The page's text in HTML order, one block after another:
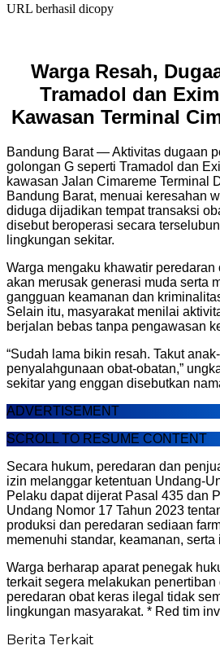
URL berhasil dicopy
Warga Resah,
Tramadol dan
Kawasan Terminal
Bandung Barat — Aktivitas dugaan
golongan G seperti Tramadol dan
kawasan Jalan Cimareme Terminal
Bandung Barat, menuai keresahan
diduga dijadikan tempat transaksi
disebut beroperasi secara
lingkungan sekitar.
Warga mengaku khawatir peredaran
akan merusak generasi muda serta
gangguan keamanan dan
Selain itu, masyarakat menilai
berjalan bebas tanpa pengawasan
“Sudah lama bikin resah. Takut
penyalahgunaan obat-obatan,”
sekitar yang enggan disebutkan
ADVERTISEMENT
SCROLL TO RESUME CONTENT
Secara hukum, peredaran dan
izin melanggar ketentuan Undang-
Pelaku dapat dijerat Pasal 435 dan
Undang Nomor 17 Tahun 2023
produksi dan peredaran sediaan
memenuhi standar, keamanan, serta
Warga berharap aparat penegak
terkait segera melakukan
peredaran obat keras ilegal tidak
lingkungan masyarakat. * Red tim
Berita Terkait